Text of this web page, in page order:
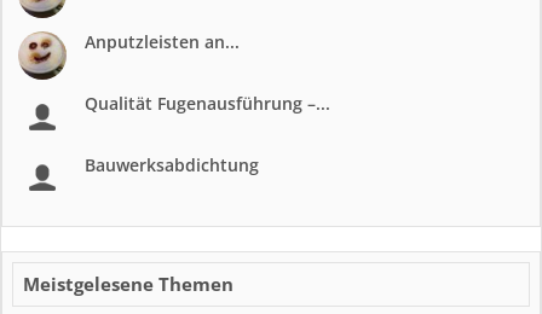
Anputzleisten an...
Qualität Fugenausführung –...
Bauwerksabdichtung
Meistgelesene Themen